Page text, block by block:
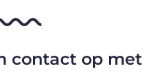
contact op met